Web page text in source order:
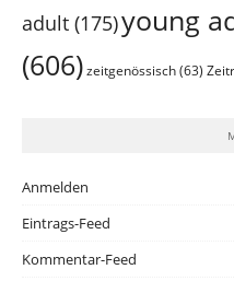
adult (175)young
(606) zeitgenössisch (63)
Anmelden
Eintrags-Feed
Kommentar-Feed